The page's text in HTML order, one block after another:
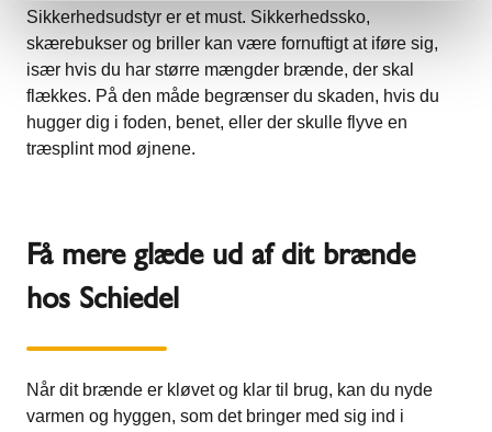
Sikkerhedsudstyr er et must. Sikkerhedssko,
skærebukser og briller kan være fornuftigt at iføre sig,
især hvis du har større mængder brænde, der skal
flækkes. På den måde begrænser du skaden, hvis du
hugger dig i foden, benet, eller der skulle flyve en
træsplint mod øjnene.
Få mere glæde ud af dit brænde
hos Schiedel
Når dit brænde er kløvet og klar til brug, kan du nyde
varmen og hyggen, som det bringer med sig ind i